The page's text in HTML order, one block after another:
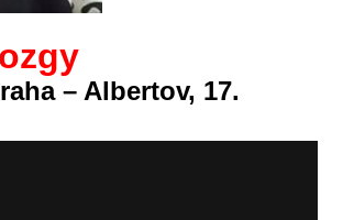
– Albertov, 17.